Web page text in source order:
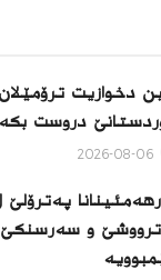
دخوازیت
دروست